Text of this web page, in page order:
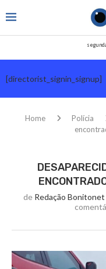
[directorist_signin_signup]
Home Polícia
de Redação Bonitonet